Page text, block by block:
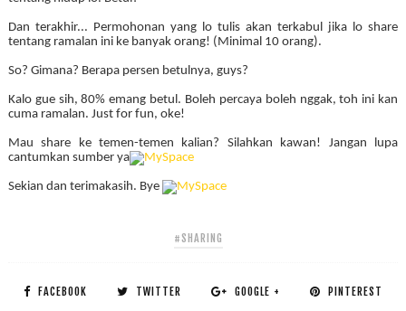
Dan terakhir... Permohonan yang lo tulis akan terkabul jika lo share
tentang ramalan ini ke banyak orang! (Minimal 10 orang).
So? Gimana? Berapa persen betulnya, guys?
Kalo gue sih, 80% emang betul. Boleh percaya boleh nggak, toh ini kan
cuma ramalan. Just for fun, oke!
Mau share ke temen-temen kalian? Silahkan kawan! Jangan lupa
cantumkan sumber ya
Sekian dan terimakasih. Bye
#SHARING
FACEBOOK TWITTER GOOGLE + PINTEREST